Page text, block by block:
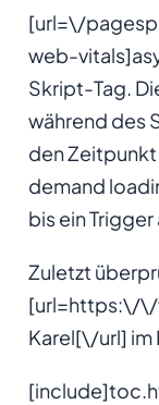
[url=\/
web-
Skript-Tag.
während des
den
demand
bis ein
Zuletzt
[url=https:\/\/
Karel[\/url]